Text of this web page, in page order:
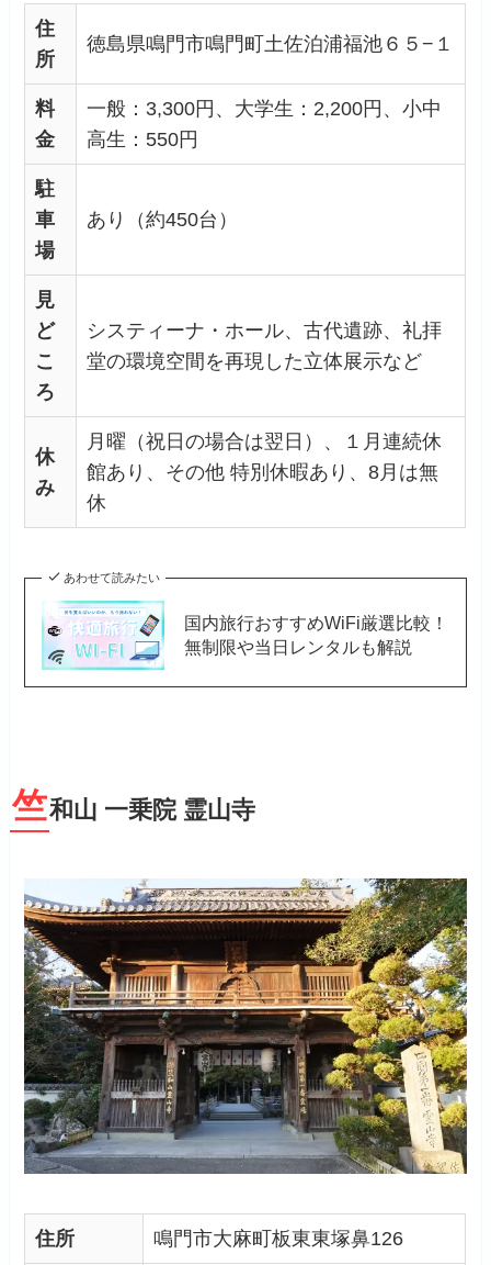
住
所
徳島県鳴門市鳴門町土佐泊浦福池６５−１
料
金
一般：3,300円、大学生：2,200円、小中
高生：550円
駐
車
場
あり（約450台）
見
ど
こ
ろ
システィーナ・ホール、古代遺跡、礼拝
堂の環境空間を再現した立体展示など
休
み
月曜（祝日の場合は翌日）、１月連続休
館あり、その他 特別休暇あり、8月は無
休
あわせて読みたい
国内旅行おすすめWiFi厳選比較！
無制限や当日レンタルも解説
竺和山 一乗院 霊山寺
住所 鳴門市大麻町板東東塚鼻126